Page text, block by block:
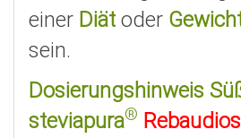
einer Diät oder
sein.
Dosierungshinweis
steviapura®